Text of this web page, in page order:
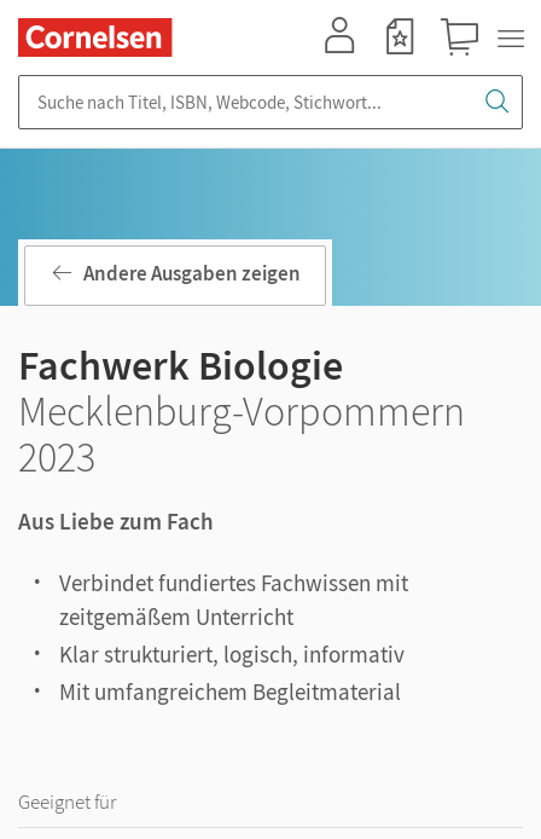
Andere Ausgaben zeigen
Fachwerk Biologie
Mecklenburg-Vorpommern
2023
Aus Liebe zum Fach
Verbindet fundiertes Fachwissen mit
zeitgemäßem Unterricht
Klar strukturiert, logisch, informativ
Mit umfangreichem Begleitmaterial
Geeignet für